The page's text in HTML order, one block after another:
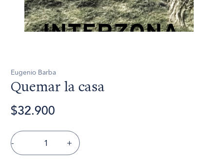
Eugenio Barba
Quemar la casa
$32.900
- +